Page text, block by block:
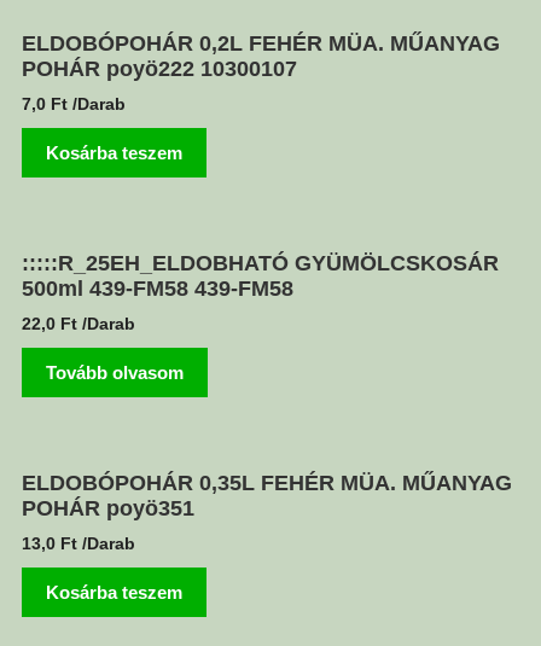
ELDOBÓPOHÁR 0,2L FEHÉR MÜA. MŰANYAG
POHÁR poyö222 10300107
7,0 Ft /Darab
Kosárba teszem
:::::R_25EH_ELDOBHATÓ GYÜMÖLCSKOSÁR
500ml 439-FM58 439-FM58
22,0 Ft /Darab
Tovább olvasom
ELDOBÓPOHÁR 0,35L FEHÉR MÜA. MŰANYAG
POHÁR poyö351
13,0 Ft /Darab
Kosárba teszem